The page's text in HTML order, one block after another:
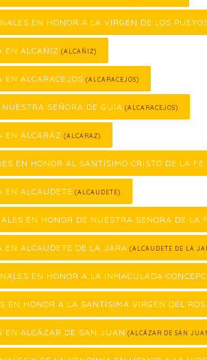
EN HONOR A LA VIRGEN DE LOS
EN ALCAÑIZ (ALCAÑIZ)
EN ALCARACEJOS (ALCARACEJOS)
SEÑORA DE GUÍA (ALCARACEJOS)
EN ALCARAZ (ALCARAZ)
EN HONOR AL SANTÍSIMO CRISTO DE LA FE
EN ALCAUDETE (ALCAUDETE)
EN HONOR DE NUESTRA SEÑORA DE LA
EN ALCAUDETE DE LA JARA (ALCAUDETE DE LA
EN HONOR A LA INMACULADA
EN HONOR A LA SANTÍSIMA VIRGEN DEL
EN ALCÁZAR DE SAN JUAN (ALCÁZAR DE SAN